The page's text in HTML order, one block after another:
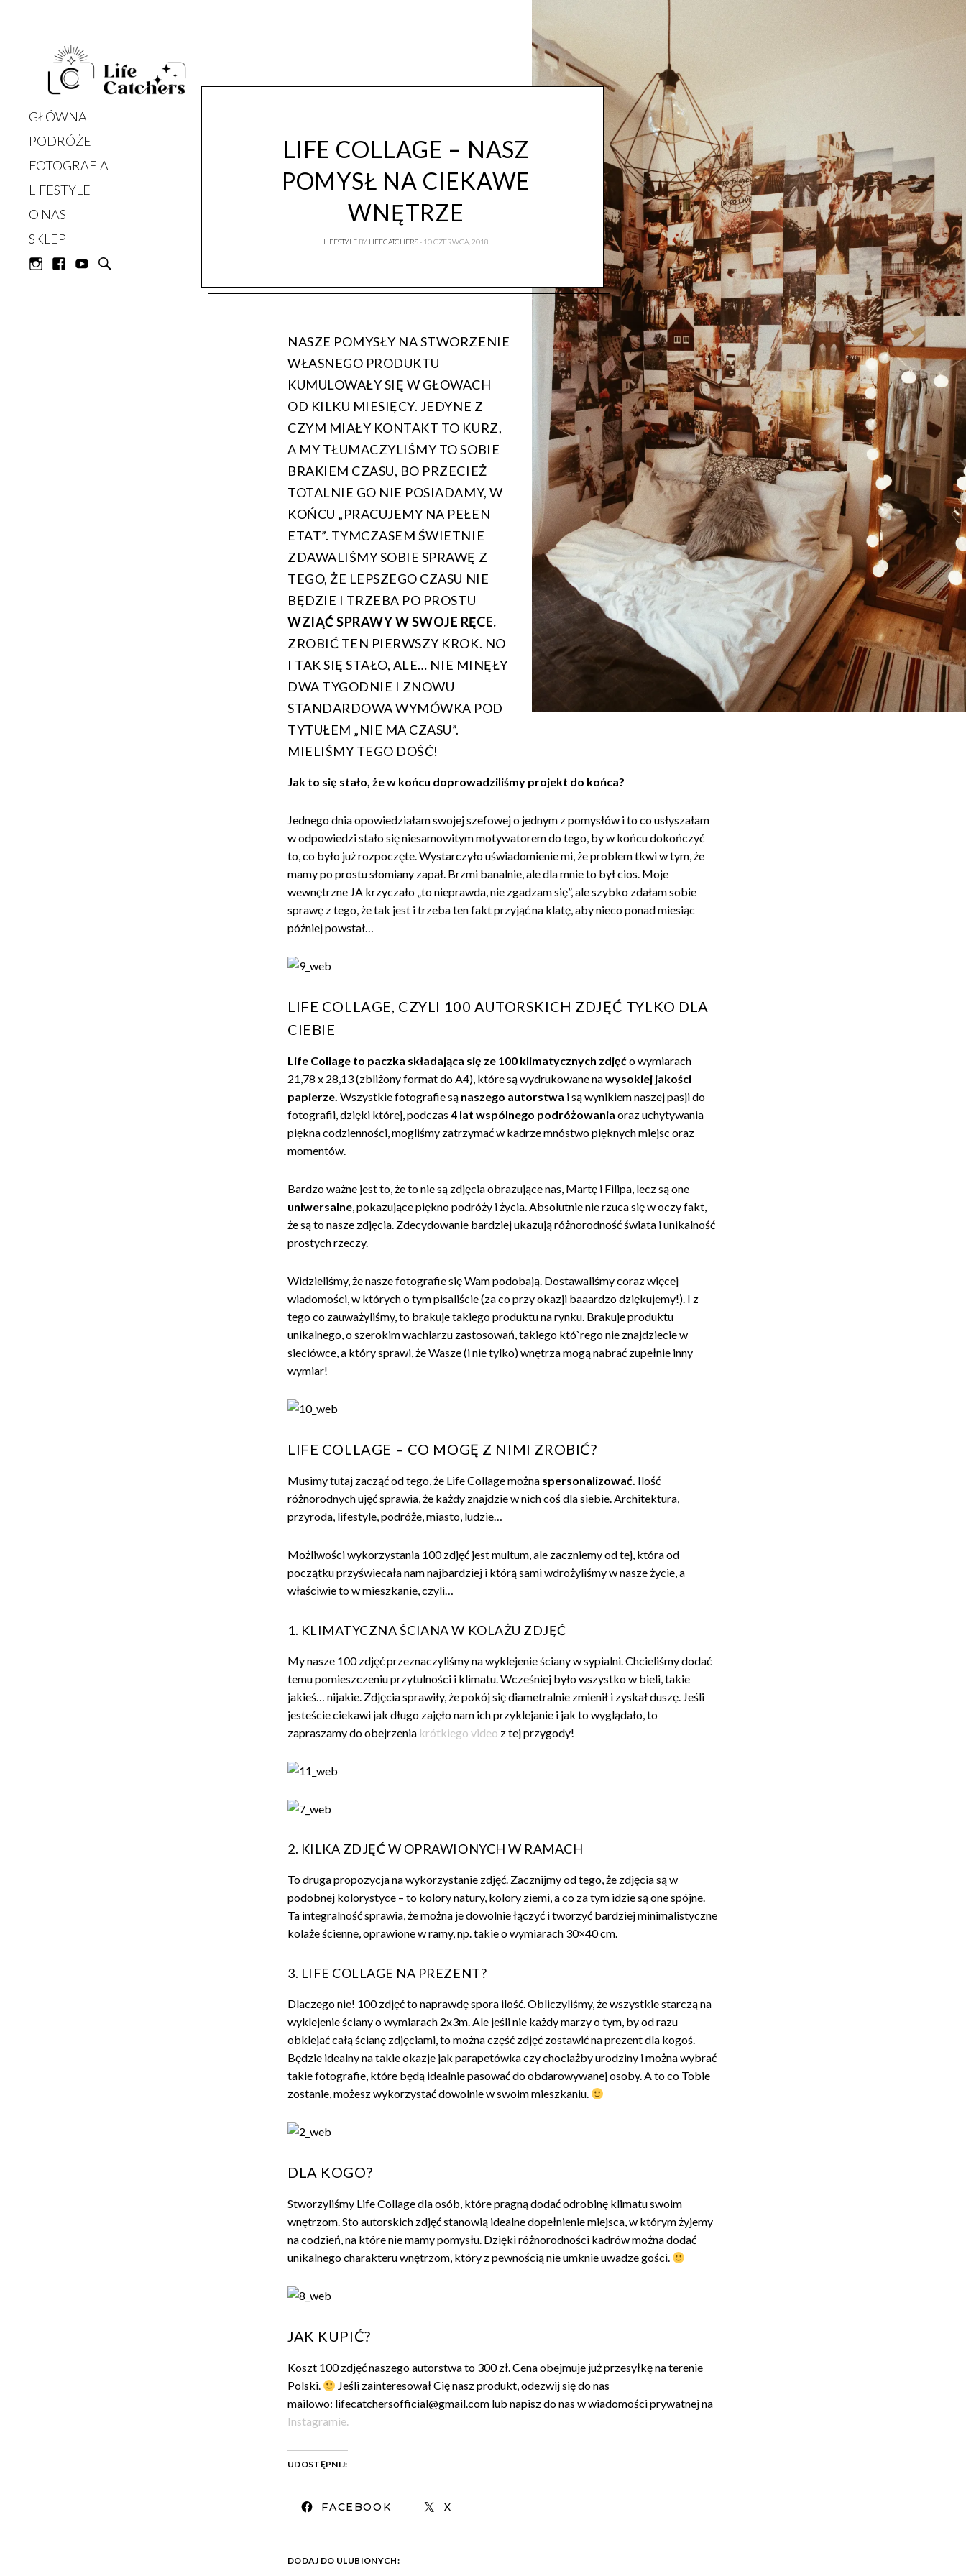
Life Catchers
GŁÓWNA
PODRÓŻE
FOTOGRAFIA
LIFESTYLE
O NAS
SKLEP
LIFE COLLAGE – NASZ
POMYSŁ NA CIEKAWE
WNĘTRZE
LIFESTYLE BY LIFECATCHERS 10 CZERWCA, 2018
NASZE POMYSŁY NA STWORZENIE
WŁASNEGO PRODUKTU
KUMULOWAŁY SIĘ W GŁOWACH
OD KILKU MIESIĘCY. JEDYNE Z
CZYM MIAŁY KONTAKT TO KURZ,
A MY TŁUMACZYLIŚMY TO SOBIE
BRAKIEM CZASU, BO PRZECIEŻ
TOTALNIE GO NIE POSIADAMY, W
KOŃCU „PRACUJEMY NA PEŁEN
ETAT”. TYMCZASEM ŚWIETNIE
ZDAWALIŚMY SOBIE SPRAWĘ Z
TEGO, ŻE LEPSZEGO CZASU NIE
BĘDZIE I TRZEBA PO PROSTU
WZIĄĆ SPRAWY W SWOJE RĘCE.
ZROBIĆ TEN PIERWSZY KROK. NO
I TAK SIĘ STAŁO, ALE… NIE MINĘŁY
DWA TYGODNIE I ZNOWU
STANDARDOWA WYMÓWKA POD
TYTUŁEM „NIE MA CZASU”.
MIELIŚMY TEGO DOŚĆ!
Jak to się stało, że w końcu doprowadziliśmy projekt do końca?
Jednego dnia opowiedziałam swojej szefowej o jednym z pomysłów i to co usłyszałam
w odpowiedzi stało się niesamowitym motywatorem do tego, by w końcu dokończyć
to, co było już rozpoczęte. Wystarczyło uświadomienie mi, że problem tkwi w tym, że
mamy po prostu słomiany zapał. Brzmi banalnie, ale dla mnie to był cios. Moje
wewnętrzne JA krzyczało „to nieprawda, nie zgadzam się”, ale szybko zdałam sobie
sprawę z tego, że tak jest i trzeba ten fakt przyjąć na klatę, aby nieco ponad miesiąc
później powstał…
LIFE COLLAGE, CZYLI 100 AUTORSKICH ZDJĘĆ TYLKO DLA
CIEBIE
Life Collage to paczka składająca się ze 100 klimatycznych zdjęćo wymiarach
21,78 x 28,13 (zbliżony format do A4), które są wydrukowane nawysokiej jakości
papierze. Wszystkie fotografie są naszego autorstwa i są wynikiem naszej pasji do
fotografii, dzięki której, podczas 4 lat wspólnego podróżowania oraz uchytywania
piękna codzienności, mogliśmy zatrzymać w kadrze mnóstwo pięknych miejsc oraz
momentów.
Bardzo ważne jest to, że to nie są zdjęcia obrazujące nas, Martę i Filipa, lecz są one
uniwersalne, pokazujące piękno podróży i życia. Absolutnie nie rzuca się w oczy fakt,
że są to nasze zdjęcia. Zdecydowanie bardziej ukazują różnorodność świata i unikalność
prostych rzeczy.
Widzieliśmy, że nasze fotografie się Wam podobają. Dostawaliśmy coraz więcej
wiadomości, w których o tym pisaliście (za co przy okazji baaardzo dziękujemy!). I z
tego co zauważyliśmy, to brakuje takiego produktu na rynku. Brakuje produktu
unikalnego, o szerokim wachlarzu zastosowań, takiego któ`rego nie znajdziecie w
sieciówce, a który sprawi, że Wasze (i nie tylko) wnętrza mogą nabrać zupełnie inny
wymiar!
LIFE COLLAGE – CO MOGĘ Z NIMI ZROBIĆ?
Musimy tutaj zacząć od tego, że Life Collage można spersonalizować. Ilość
różnorodnych ujęć sprawia, że każdy znajdzie w nich coś dla siebie. Architektura,
przyroda, lifestyle, podróże, miasto, ludzie…
Możliwości wykorzystania 100 zdjęć jest multum, ale zaczniemy od tej, która od
początku przyświecała nam najbardziej i którą sami wdrożyliśmy w nasze życie, a
właściwie to w mieszkanie, czyli…
1. KLIMATYCZNA ŚCIANA W KOLAŻU ZDJĘĆ
My nasze 100 zdjęć przeznaczyliśmy na wyklejenie ściany w sypialni. Chcieliśmy dodać
temu pomieszczeniu przytulności i klimatu. Wcześniej było wszystko w bieli, takie
jakieś… nijakie. Zdjęcia sprawiły, że pokój się diametralnie zmienił i zyskał duszę. Jeśli
jesteście ciekawi jak długo zajęło nam ich przyklejanie i jak to wyglądało, to
zapraszamy do obejrzenia krótkiego video z tej przygody!
2. KILKA ZDJĘĆ W OPRAWIONYCH W RAMACH
To druga propozycja na wykorzystanie zdjęć. Zacznijmy od tego, że zdjęcia są w
podobnej kolorystyce – to kolory natury, kolory ziemi, a co za tym idzie są one spójne.
Ta integralność sprawia, że można je dowolnie łączyć i tworzyć bardziej minimalistyczne
kolaże ścienne, oprawione w ramy, np. takie o wymiarach 30×40 cm.
3. LIFE COLLAGE NA PREZENT?
Dlaczego nie! 100 zdjęć to naprawdę spora ilość. Obliczyliśmy, że wszystkie starczą na
wyklejenie ściany o wymiarach 2x3m. Ale jeśli nie każdy marzy o tym, by od razu
obklejać całą ścianę zdjęciami, to można część zdjęć zostawić na prezent dla kogoś.
Będzie idealny na takie okazje jak parapetówka czy chociażby urodziny i można wybrać
takie fotografie, które będą idealnie pasować do obdarowywanej osoby. A to co Tobie
zostanie, możesz wykorzystać dowolnie w swoim mieszkaniu.
DLA KOGO?
Stworzyliśmy Life Collage dla osób, które pragną dodać odrobinę klimatu swoim
wnętrzom. Sto autorskich zdjęć stanowią idealne dopełnienie miejsca, w którym żyjemy
na codzień, na które nie mamy pomysłu. Dzięki różnorodności kadrów można dodać
unikalnego charakteru wnętrzom, który z pewnością nie umknie uwadze gości.
JAK KUPIĆ?
Koszt 100 zdjęć naszego autorstwa to 300 zł. Cena obejmuje już przesyłkę na terenie
Polski.
Jeśli zainteresował Cię nasz produkt, odezwij się do nas
mailowo: lifecatchersofficial@gmail.com lub napisz do nas w wiadomości prywatnej na
Instagramie.
UDOSTĘPNIJ:
FACEBOOK X
DODAJ DO ULUBIONYCH: